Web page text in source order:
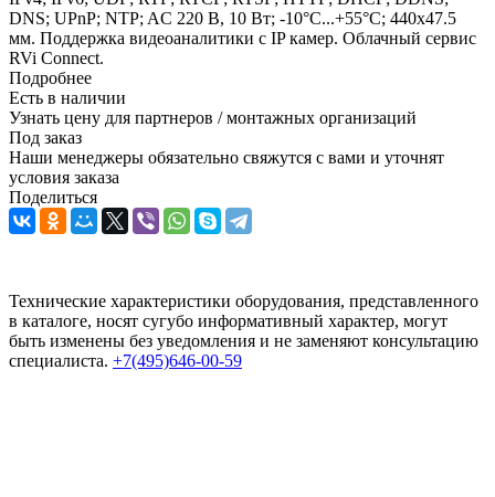
DNS; UPnP; NTP; AC 220 В, 10 Вт; -10°C...+55°C; 440х47.5
мм. Поддержка видеоаналитики с IP камер. Облачный сервис
RVi Connect.
Подробнее
Есть в наличии
Узнать цену для партнеров / монтажных организаций
Под заказ
Наши менеджеры обязательно свяжутся с вами и уточнят
условия заказа
Поделиться
Технические характеристики оборудования, представленного
в каталоге, носят сугубо информативный характер, могут
быть изменены без уведомления и не заменяют консультацию
специалиста. +7(495)646-00-59